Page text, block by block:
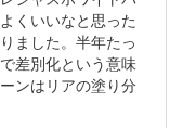
くいいなと思った
ました。半年たっ
差別化という意味
ンはリアの塗り分